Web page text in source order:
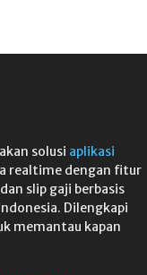
solusi aplikasi
realtime dengan fitur
slip gaji berbasis
Dilengkapi
memantau kapan